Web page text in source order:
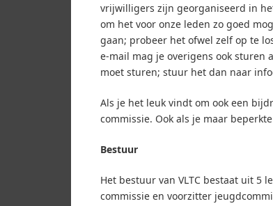
vrijwilligers zijn georganiseerd in
om het voor onze leden zo goed
gaan; probeer het ofwel zelf op te
e-mail mag je overigens ook sturen
moet sturen; stuur het dan naar
Als je het leuk vindt om ook een
commissie. Ook als je maar
Bestuur
Het bestuur van VLTC bestaat uit 5
commissie en voorzitter